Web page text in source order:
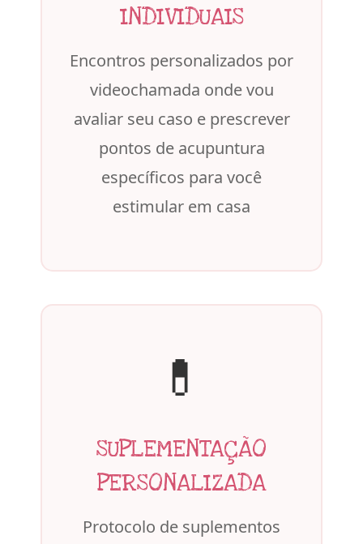
INDIVIDUAIS
Encontros personalizados por
videochamada onde vou
avaliar seu caso e prescrever
pontos de acupuntura
específicos para você
estimular em casa
💊
SUPLEMENTAÇÃO
PERSONALIZADA
Protocolo de suplementos